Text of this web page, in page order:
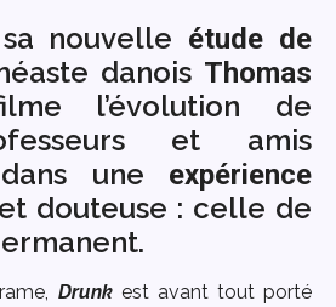
nouvelle étude de
danois Thomas
l’évolution de
et amis
une expérience
douteuse : celle de
Drunkest avant tout porté